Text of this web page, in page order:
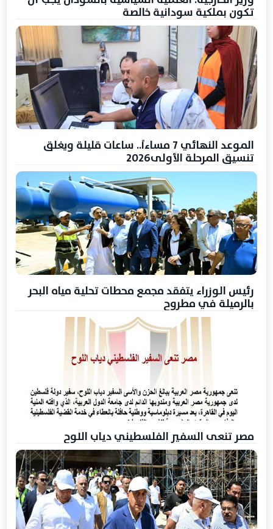
تكون بملكية سودانية خالصة
الموعد النهائي 7 مساءاً.. ساعات قليلة ويغلق
تنسيق المرحلة الأولى2026
رئيس الوزراء يتفقد مجمع محطات تحلية مياه البحر
بالرميلة في مطروح
مصر تنعى السفير الفلسطيني دياب اللوح